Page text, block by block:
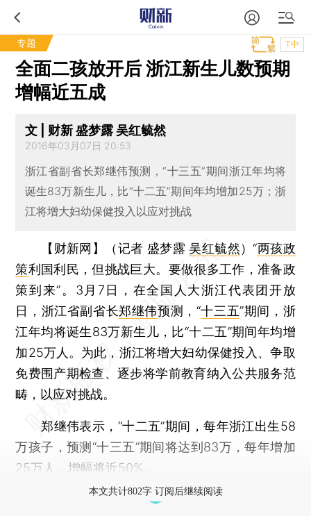
专题 T中
全面二孩放开后 浙江新生儿数预期
增幅近五成
文 | 财新 盛梦露 吴红毓然
2016年03月07日 20:53
浙江省副省长郑继伟预测，“十三五”期间浙江年均将
诞生83万新生儿，比“十二五”期间年均增加25万；浙
江将增大妇幼保健投入以应对挑战
【财新网】（记者 盛梦露 吴红毓然）“两孩政
策利国利民，但挑战巨大。要做很多工作，准备政
策到来”。3月7日，在全国人大浙江代表团开放
日，浙江省副省长郑继伟预测，“十三五”期间，浙
江年均将诞生83万新生儿，比“十二五”期间年均增
加25万人。为此，浙江将增大妇幼保健投入、争取
免费围产期检查、逐步将学前教育纳入公共服务范
畴，以应对挑战。
郑继伟表示，“十二五”期间，每年浙江出生58
万孩子，预测“十三五”期间将达到83万，每年增加
25万人，增幅将近50%。
本文共计802字 订阅后继续阅读